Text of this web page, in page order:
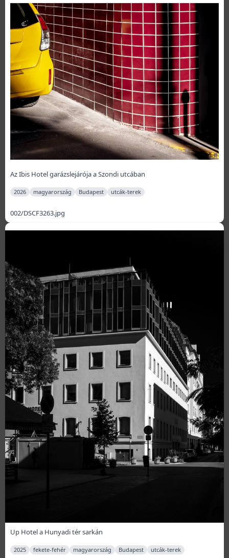
Az Ibis Hotel garázslejárója a Szondi utcában
2026 magyarország Budapest utcák-terek
002/DSCF3263.jpg
Up Hotel a Hunyadi tér sarkán
2025 fekete-fehér magyarország Budapest utcák-terek